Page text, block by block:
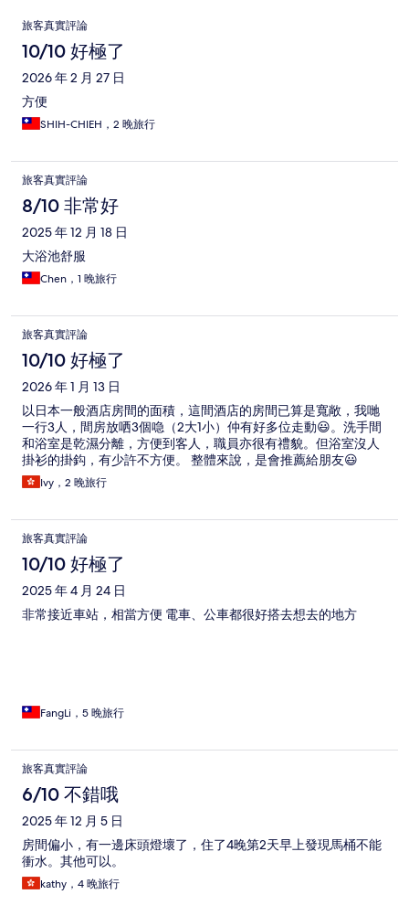
評
論
旅客真實評論
10/10 好極了
2026 年 2 月 27 日
方便
SHIH-CHIEH，2 晚旅行
旅客真實評論
8/10 非常好
2025 年 12 月 18 日
大浴池舒服
Chen，1 晚旅行
旅客真實評論
10/10 好極了
2026 年 1 月 13 日
以日本一般酒店房間的面積，這間酒店的房間已算是寬敞，我哋
一行3人，間房放哂3個喼（2大1小）仲有好多位走動😃。洗手間
和浴室是乾濕分離，方便到客人，職員亦很有禮貌。但浴室沒人
掛衫的掛鈎，有少許不方便。 整體來說，是會推薦給朋友😃
Ivy，2 晚旅行
旅客真實評論
10/10 好極了
2025 年 4 月 24 日
非常接近車站，相當方便 電車、公車都很好搭去想去的地方
FangLi，5 晚旅行
旅客真實評論
6/10 不錯哦
2025 年 12 月 5 日
房間偏小，有一邊床頭燈壞了，住了4晚第2天早上發現馬桶不能
衝水。其他可以。
kathy，4 晚旅行